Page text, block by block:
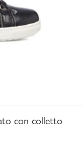
con colletto